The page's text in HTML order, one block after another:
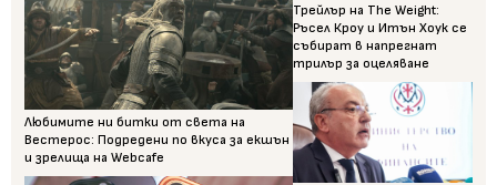
Любимите ни битки от света на
Вестерос: Подредени по вкуса за екшън
и зрелища на Webcafe
Трейлър на The Weight:
Ръсел Кроу и Итън Хоук се
събират в напрегнат
трилър за оцеляване